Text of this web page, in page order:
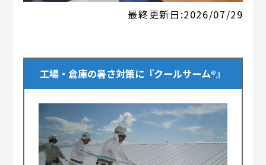
最終更新日:2026/07/29
工場・倉庫の暑さ対策に『クールサーム®』